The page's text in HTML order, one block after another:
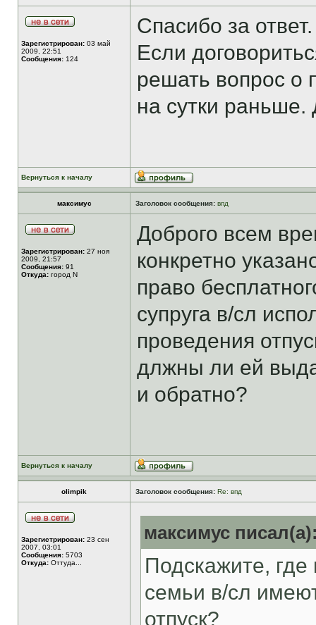
Зарегистрирован: 03 май
2009, 22:51
Сообщения: 124
Спасибо за ответ.
Если
решать вопрос о
на сутки
Вернуться к началу
максимус Заголовок сообщения: впд
Зарегистрирован: 27 ноя
2009, 21:57
Сообщения: 91
Откуда: город N
Доброго всем
конкретно
право
супруга в/сл
проведения
длжны ли ей
и обратно?
Вернуться к началу
olimpik Заголовок сообщения: Re: впд
Зарегистрирован: 23 сен
2007, 03:01
Сообщения: 5703
Откуда: Оттуда...
максимус
Подскажите, где
семьи в/сл
отпуск?